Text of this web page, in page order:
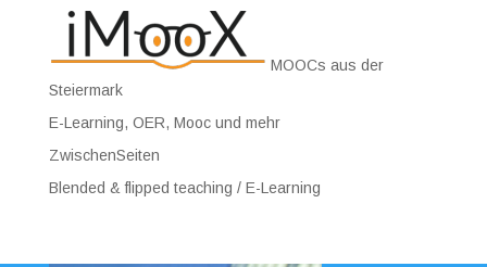
MOOCs aus der
Steiermark
E-Learning, OER, Mooc und mehr
ZwischenSeiten
Blended & flipped teaching / E-Learning